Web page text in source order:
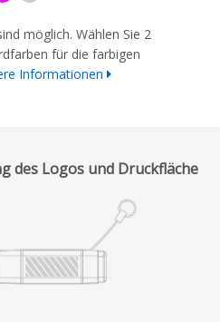
möglich. Wählen Sie 2
für die farbigen
Informationen
des Logos und Druckfläche